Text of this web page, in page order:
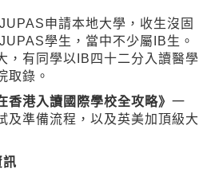
申請本地大學，收生沒固
學生，當中不少屬IB生。
，有同學以IB四十二分入讀醫學
取錄。
香港入讀國際學校全攻略》 一
及準備流程，以及英美加頂級大
訊